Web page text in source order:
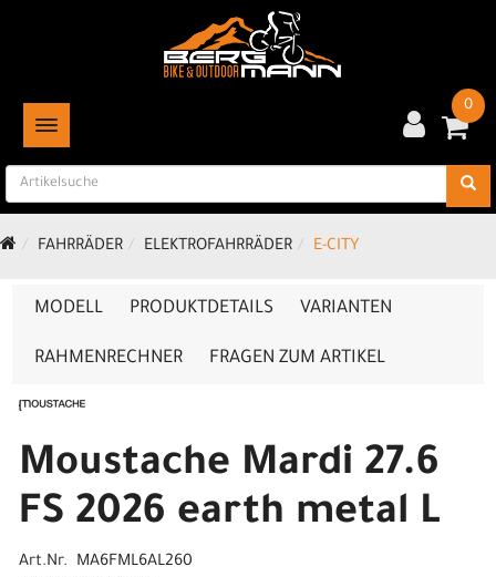
TOGGLE NAVIGATION
0
FAHRRÄDER ELEKTROFAHRRÄDER E-CITY
MODELL PRODUKTDETAILS VARIANTEN
RAHMENRECHNER FRAGEN ZUM ARTIKEL
Moustache Mardi 27.6
FS 2026 earth metal L
Art.Nr. MA6FML6AL260